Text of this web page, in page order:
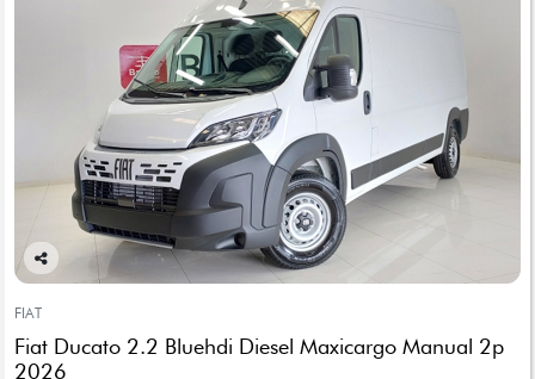
Co
arti
lhe
FIAT
Fiat Ducato 2.2 Bluehdi Diesel Maxicargo Manual 2p
2026